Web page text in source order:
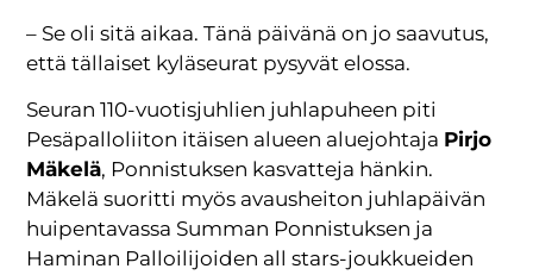
– Se oli sitä aikaa. Tänä päivänä on jo saavutus,
että tällaiset kyläseurat pysyvät elossa.
Seuran 110-vuotisjuhlien juhlapuheen piti
Pesäpalloliiton itäisen alueen aluejohtaja Pirjo
Mäkelä, Ponnistuksen kasvatteja hänkin.
Mäkelä suoritti myös avausheiton juhlapäivän
huipentavassa Summan Ponnistuksen ja
Haminan Palloilijoiden all stars-joukkueiden